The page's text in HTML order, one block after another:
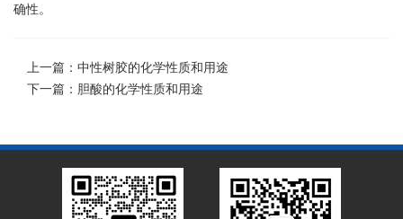
确性。
上一篇： 中性树胶的化学性质和用途
下一篇： 胆酸的化学性质和用途